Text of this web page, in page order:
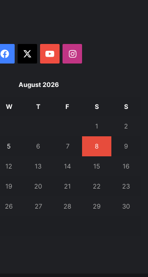
Facebook YouTubeInstagram
August 2026
W T F S S
1 2
5 6 7 8 9
12 13 14 15 16
19 20 21 22 23
26 27 28 29 30